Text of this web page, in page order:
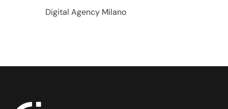
Digital Agency Milano